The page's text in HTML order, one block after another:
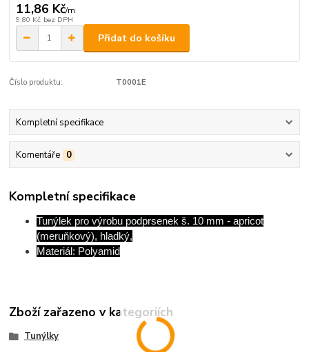
11,86 Kč/m
9,80 Kč bez DPH
Přidat do košíku
Číslo produktu: T0001E
Kompletní specifikace
Komentáře 0
Kompletní specifikace
Tunýlek pro výrobu podprsenek š. 10 mm - apricot
(meruňkový), hladký,
Materiál: Polyamid
Zboží zařazeno v kategoriích
Tunýlky